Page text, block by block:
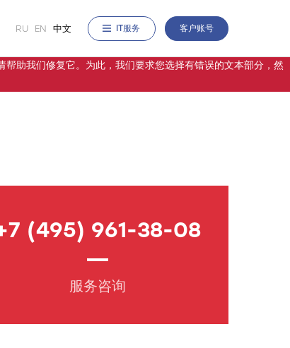
RU EN 中文 IT服务 客户账号
助我们修复它。为此，我们要求您选择有错误的文本部分，然
(495) 961-38-08
服务咨询